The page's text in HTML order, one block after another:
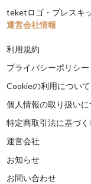
teketロゴ・プレスキ
運営会社情報
利用規約
プライバシーポリシー
Cookieの利用について
個人情報の取り扱いに
特定商取引法に基づ
運営会社
お知らせ
お問い合わせ